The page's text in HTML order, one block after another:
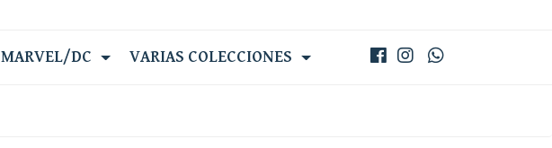
MARVEL/DC VARIAS COLECCIONES